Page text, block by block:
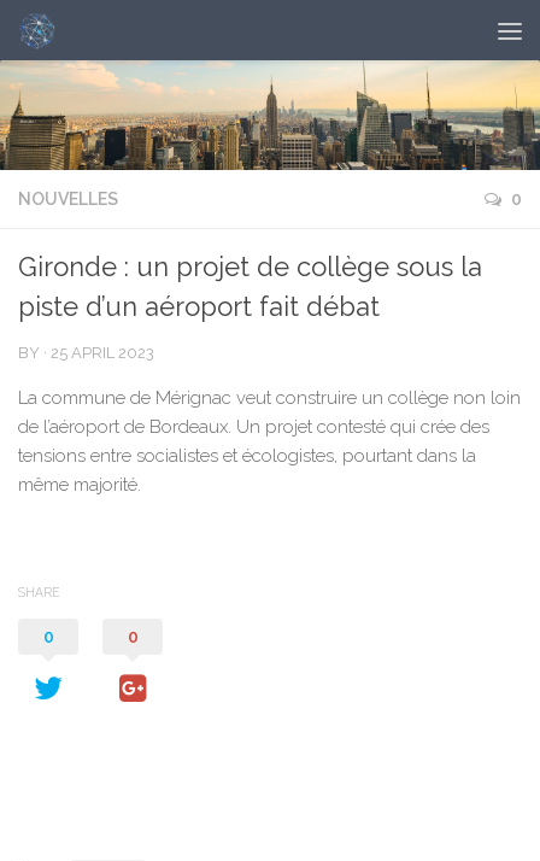
NOUVELLES 0
Gironde : un projet de collège sous la
piste d’un aéroport fait débat
BY · 25 APRIL 2023
La commune de Mérignac veut construire un collège non loin
de l’aéroport de Bordeaux. Un projet contesté qui crée des
tensions entre socialistes et écologistes, pourtant dans la
même majorité.
SHARE
0 0